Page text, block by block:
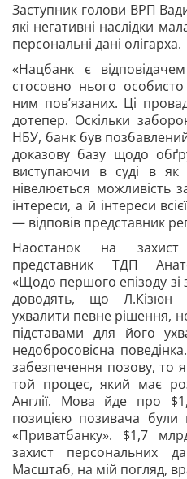
Заступник голови ВРП
які негативні наслідки
персональні дані олігарха.
«Нацбанк є
стосовно нього
ним пов’язаних. Ці
дотепер. Оскільки
НБУ, банк був
доказову базу щодо
виступаючи в суді в як
нівелюється можливість
інтереси, а й інтереси
— відповів представник
Наостанок на
представник ТДП
«Щодо першого епізоду
доводять, що Л.Кізюн
ухвалити певне рішення,
підставами для його
недобросовісна
забезпечення позову, то
той процес, який має
Англії. Мова йде про
позицією позивача були
«Приватбанку». $1,7
захист персональних
Масштаб, на мій погляд,